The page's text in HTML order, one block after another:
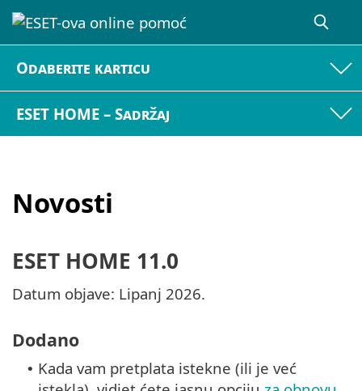
Odaberite karticu
ESET HOME – Sadržaj
Novosti
ESET HOME 11.0
Datum objave: Lipanj 2026.
Dodano
• Kada vam pretplata istekne (ili je već